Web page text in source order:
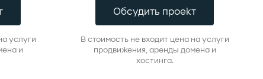
услуги
и
Обсудить проект
В стоимость не входит цена на услуги
продвижения, аренды домена и
хостинга.